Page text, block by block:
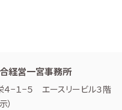
経営一宮事務所
−１−５ エースリービル３階
）